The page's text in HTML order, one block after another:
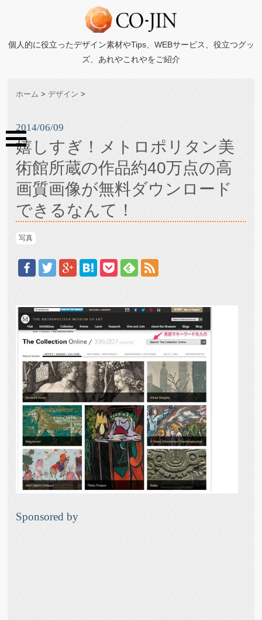
個人的に役立ったデザイン素材やTips、WEBサービス、役立つグッ
ズ、あれやこれやをご紹介
ホーム > デザイン >
2014/06/09
嬉しすぎ！メトロポリタン美
術館所蔵の作品約40万点の高
画質画像が無料ダウンロード
できるなんて！
写真
Sponsored by